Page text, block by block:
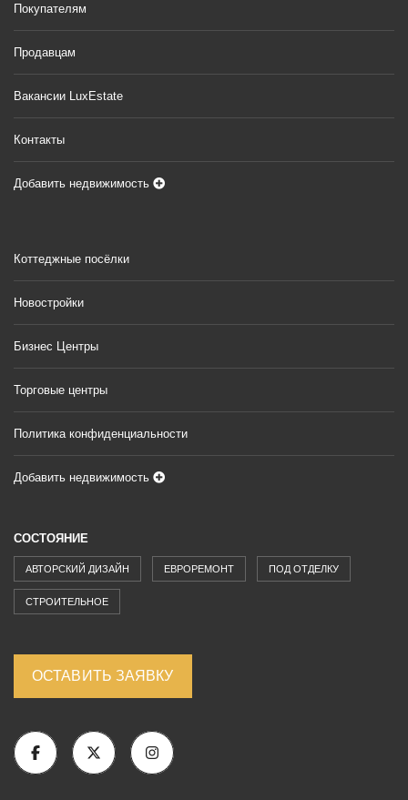
Покупателям
Продавцам
Вакансии LuxEstate
Контакты
Добавить недвижимость
Коттеджные посёлки
Новостройки
Бизнес Центры
Торговые центры
Политика конфиденциальности
Добавить недвижимость
СОСТОЯНИЕ
АВТОРСКИЙ ДИЗАЙН ЕВРОРЕМОНТ ПОД ОТДЕЛКУ
СТРОИТЕЛЬНОЕ
ОСТАВИТЬ ЗАЯВКУ